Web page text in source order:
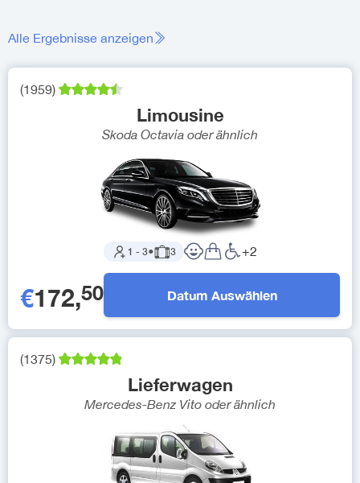
Alle Ergebnisse anzeigen
(1959)
Limousine
Skoda Octavia oder ähnlich
1 - 3● 3 +2
€172,50 Datum Auswählen
(1375)
Lieferwagen
Mercedes-Benz Vito oder ähnlich